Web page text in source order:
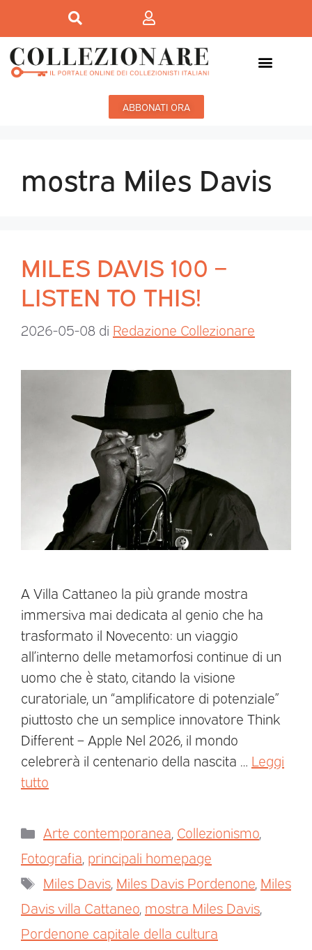
ABBONATI ORA
mostra Miles Davis
MILES DAVIS 100 –
LISTEN TO THIS!
2026-05-08 di Redazione Collezionare
A Villa Cattaneo la più grande mostra
immersiva mai dedicata al genio che ha
trasformato il Novecento: un viaggio
all’interno delle metamorfosi continue di un
uomo che è stato, citando la visione
curatoriale, un “amplificatore di potenziale”
piuttosto che un semplice innovatore Think
Different – Apple Nel 2026, il mondo
celebrerà il centenario della nascita … Leggi
tutto
Arte contemporanea Collezionismo
Fotografia principali homepage
Miles Davis Miles Davis Pordenone Miles
Davis villa Cattaneo mostra Miles Davis
Pordenone capitale della cultura